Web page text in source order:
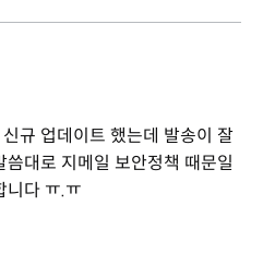
규 업데이트 했는데 발송이 잘
대로 지메일 보안정책 때문일
니다 ㅠ.ㅠ